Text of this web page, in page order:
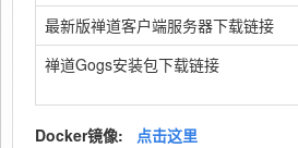
最新版禅道客户端服务器下载链接
禅道Gogs安装包下载链接
Docker镜像: 点击这里